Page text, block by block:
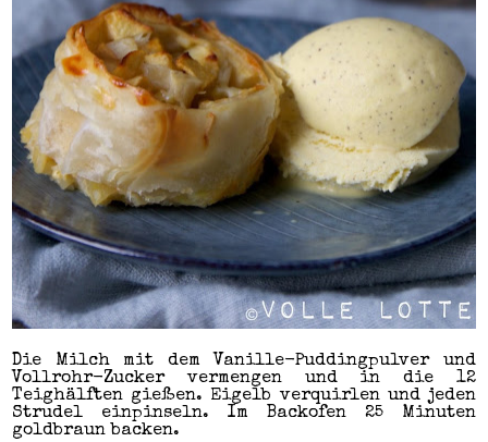
Die Milch mit dem Vanille-Puddingpulver und
Vollrohr-Zucker vermengen und in die 12
Teighälften gießen. Eigelb verquirlen und jeden
Strudel einpinseln. Im Backofen 25 Minuten
goldbraun backen.